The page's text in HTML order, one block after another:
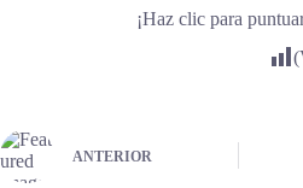
¡Haz clic para
ANTERIOR